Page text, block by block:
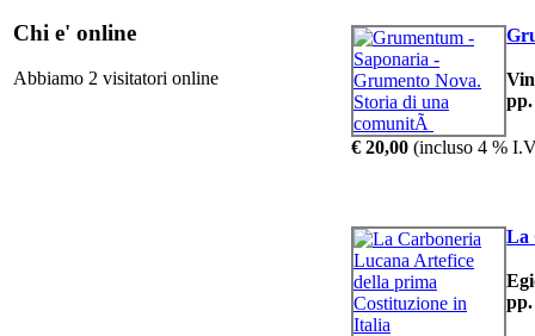
Chi e' online
Abbiamo 2 visitatori online
pp.
€ 20,00 (incluso 4 %
La
pp.